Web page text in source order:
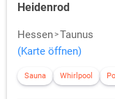
Heidenrod
Hessen Taunus
(Karte öffnen)
Sauna Whirlpool